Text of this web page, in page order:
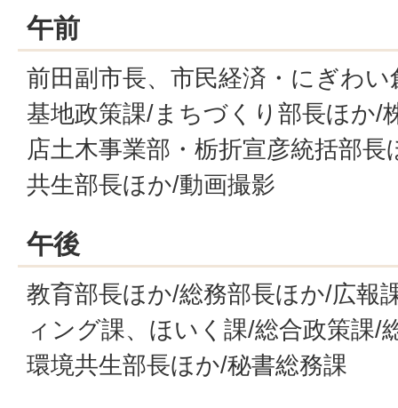
午前
前田副市長、市民経済・にぎわ
基地政策課/まちづくり部長ほか/
店土木事業部・栃折宣彦統括部
共生部長ほか/動画撮影
午後
教育部長ほか/総務部長ほか/広報
ィング課、ほいく課/総合政策課/
環境共生部長ほか/秘書総務課